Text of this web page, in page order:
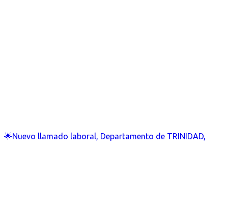
🌟Nuevo llamado laboral, Departamento de TRINIDAD,